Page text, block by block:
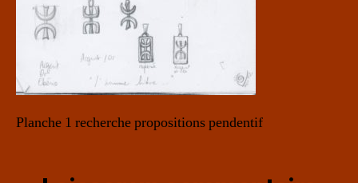
Planche 1 recherche propositions pendentif